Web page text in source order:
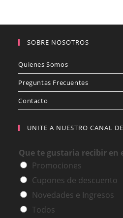
SOBRE NOSOTROS
Quienes Somos
Preguntas Frecuentes
Contacto
UNITE A NUESTRO CANAL
Que te gustaria recibir en
Promociones
Cupones de descuento
Novedades e Ingresos
Todos